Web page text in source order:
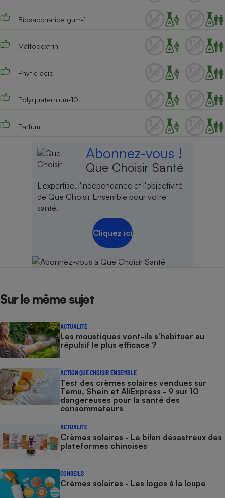
Biosaccharide gum-1
Maltodextrin
Phytic acid
Polyquaternium-10
Parfum
Abonnez-vous !
Que Choisir Santé
L'expertise, l'indépendance et l'objectivité
de Que Choisir Ensemble pour votre
santé.
Cliquez ici
Sur le même sujet
ACTUALITÉ
Les moustiques vont-ils s’habituer au
répulsif le plus efficace ?
ACTION QUE CHOISIR ENSEMBLE
Test des crèmes solaires vendues sur
Temu, Shein et AliExpress - 9 sur 10
dangereuses pour la santé des
consommateurs
ACTUALITÉ
Crèmes solaires - Le bilan désastreux des
plateformes chinoises
CONSEILS
Crèmes solaires - Les logos à la loupe